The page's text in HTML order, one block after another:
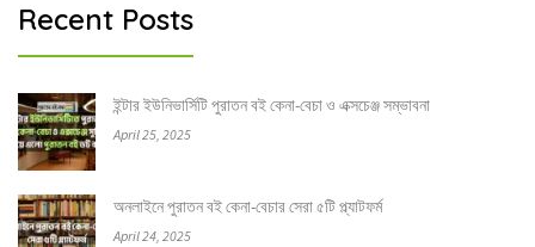
Recent Posts
ইন্টার ইউনিভার্সিটি পুরাতন বই কেনা-বেচা ও এক্সচেঞ্জ সম্ভাবনা
April 25, 2025
অনলাইনে পুরাতন বই কেনা-বেচার সেরা ৫টি প্ল্যাটফর্ম
April 24, 2025